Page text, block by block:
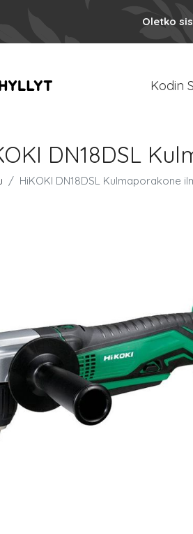
Oletko
Kodin
DN18DSL
HiKOKI DN18DSL Kulmaporakone